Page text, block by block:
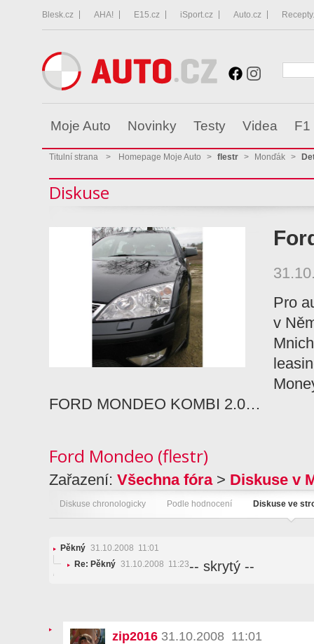
Blesk.cz AHA! E15.cz iSport.cz Auto.cz
Moje Auto Novinky Testy Videa F1
Titulní strana > Homepage Moje Auto > flestr > Monďák >
Diskuse
Pro
v
FORD MONDEO KOMBI 2.0…
Ford Mondeo (flestr)
Zařazení: Všechna fóra> Diskuse v
Diskuse chronologicky Podle hodnocení Diskuse ve
Pěkný 31.10.2008 11:01
Re: Pěkný 31.10.2008 11:23-- skrytý --
zip2016 31.10.2008 11:01